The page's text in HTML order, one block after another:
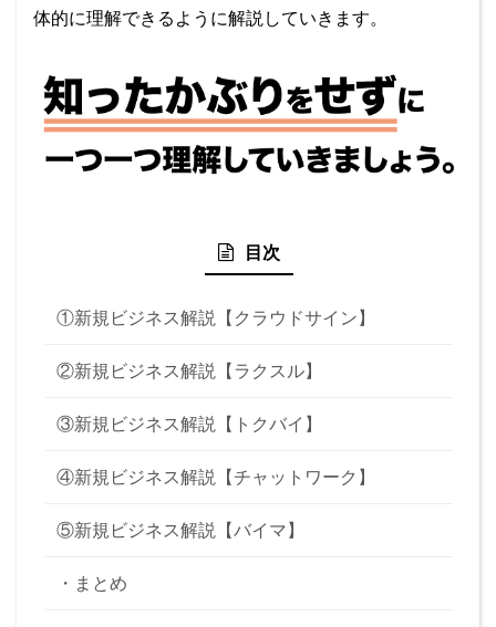
体的に理解できるように解説していきます。
目次
①新規ビジネス解説【クラウドサイン】
②新規ビジネス解説【ラクスル】
③新規ビジネス解説【トクバイ】
④新規ビジネス解説【チャットワーク】
⑤新規ビジネス解説【バイマ】
・まとめ